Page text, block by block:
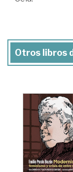
Otros libros